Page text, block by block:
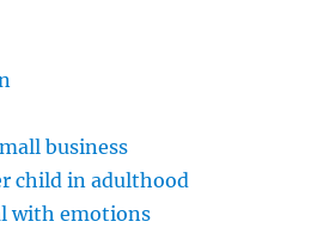
business
child in adulthood
with emotions